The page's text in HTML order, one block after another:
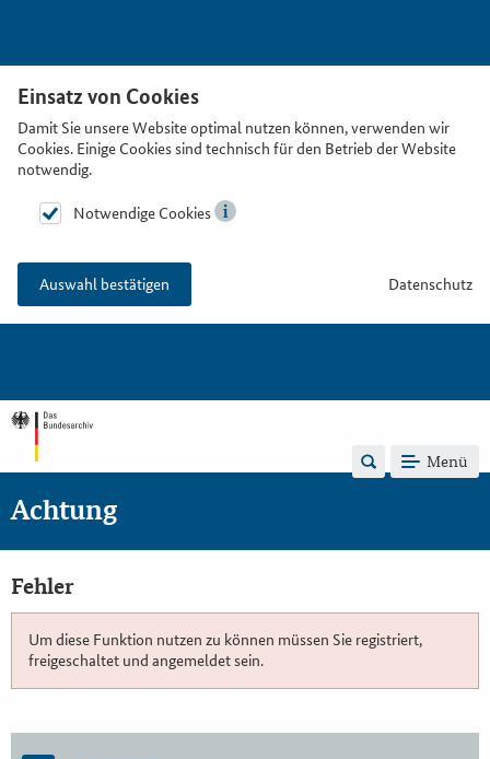
Einsatz von Cookies
Damit Sie unsere Website optimal nutzen können, verwenden wir
Cookies. Einige Cookies sind technisch für den Betrieb der Website
notwendig.
Notwendige Cookies
Auswahl bestätigen Datenschutz
Menü
Achtung
Fehler
Um diese Funktion nutzen zu können müssen Sie registriert,
freigeschaltet und angemeldet sein.